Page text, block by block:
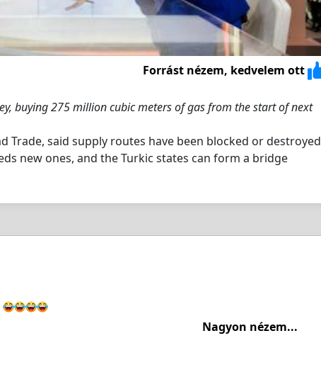
Forrást nézem, kedvelem ott
buying 275 million cubic meters of gas from the start of next
Trade, said supply routes have been blocked or destroyed
new ones, and the Turkic states can form a bridge
Nagyon nézem...